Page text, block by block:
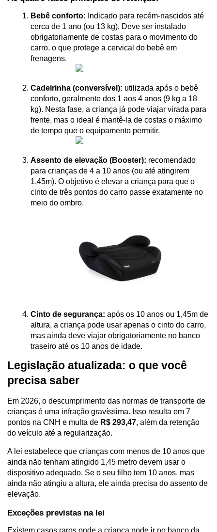
Bebê conforto: Indicado para recém-nascidos até
cerca de 1 ano (ou 13 kg). Deve ser instalado
obrigatoriamente de costas para o movimento do
carro, o que protege a cervical do bebê em
frenagens.
Cadeirinha (conversível): utilizada após o bebê
conforto, geralmente dos 1 aos 4 anos (9 kg a 18
kg). Nesta fase, a criança já pode viajar virada para
frente, mas o ideal é mantê-la de costas o máximo
de tempo que o equipamento permitir.
Assento de elevação (Booster): recomendado
para crianças de 4 a 10 anos (ou até atingirem
1,45m). O objetivo é elevar a criança para que o
cinto de três pontos do carro passe exatamente no
meio do ombro.
Cinto de segurança: após os 10 anos ou 1,45m de
altura, a criança pode usar apenas o cinto do carro,
mas ainda deve viajar obrigatoriamente no banco
traseiro até os 10 anos de idade.
Legislação atualizada: o que você
precisa saber
Em 2026, o descumprimento das normas de transporte de
crianças é uma infração gravíssima. Isso resulta em 7
pontos na CNH e multa de R$ 293,47, além da retenção
do veículo até a regularização.
A lei estabelece que crianças com menos de 10 anos que
ainda não tenham atingido 1,45 metro devem usar o
dispositivo adequado. Se o seu filho tem 10 anos, mas
ainda não atingiu a altura, ele ainda precisa do assento de
elevação.
Exceções previstas na lei
Existem casos raros onde a criança pode ir no banco da